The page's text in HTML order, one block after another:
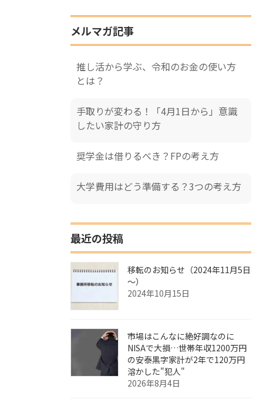
メルマガ記事
推し活から学ぶ、令和のお金の使い方
とは？
手取りが変わる！「4月1日から」意識
したい家計の守り方
奨学金は借りるべき？FPの考え方
大学費用はどう準備する？3つの考え方
最近の投稿
移転のお知らせ（2024年11月5日
～）
2024年10月15日
市場はこんなに絶好調なのに
NISAで大損…世帯年収1200万円
の安泰黒字家計が2年で120万円
溶かした"犯人"
2026年8月4日